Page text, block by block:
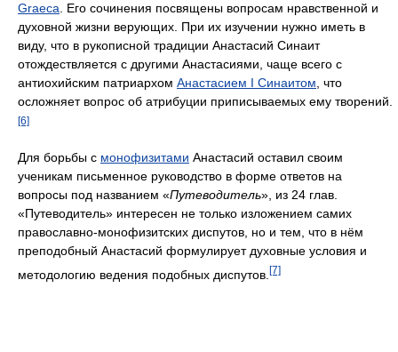
Graeca. Его сочинения посвящены вопросам нравственной и
духовной жизни верующих. При их изучении нужно иметь в
виду, что в рукописной традиции Анастасий Синаит
отождествляется с другими Анастасиями, чаще всего с
антиохийским патриархом Анастасием I Синаитом, что
осложняет вопрос об атрибуции приписываемых ему творений.
[6]
Для борьбы с монофизитами Анастасий оставил своим
ученикам письменное руководство в форме ответов на
вопросы под названием «Путеводитель», из 24 глав.
«Путеводитель» интересен не только изложением самих
православно-монофизитских диспутов, но и тем, что в нём
преподобный Анастасий формулирует духовные условия и
методологию ведения подобных диспутов. [7]